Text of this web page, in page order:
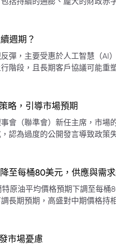
產負債表的空間。專家預計將
週期？
彈，主要受惠於人工智慧（AI
階段，且長期客戶協議可能重
略，引導市場預期
會（聯準會）新任主席，市場
認為過度的公開發言導致政策
，目標是減少對預期市場信號
至每桶80美元，供應與需
原油平均價格預期下調至每
長期預期，高盛對中期價格持
，美國、巴西、圭亞那、委內
口（每日500萬至600萬桶）因
市場憂慮